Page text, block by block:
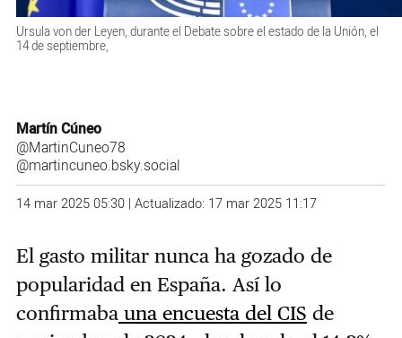
Ursula von der Leyen, durante el Debate sobre el estado de la Unión, el
14 de septiembre,
Martín Cúneo
@MartinCuneo78
@martincuneo.bsky.social
14 mar 2025 05:30 | Actualizado: 17 mar 2025 11:17
El gasto militar nunca ha gozado de
popularidad en España. Así lo
confirmabauna encuesta del CIS de